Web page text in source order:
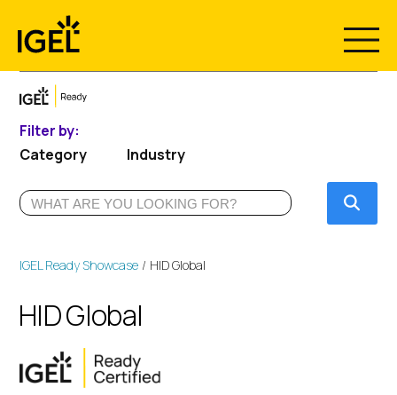
content
Filter by:
Category
Industry
IGEL Ready Showcase HID Global
HID Global